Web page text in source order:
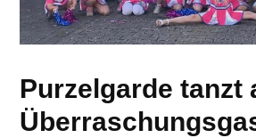
Purzelgarde tanzt